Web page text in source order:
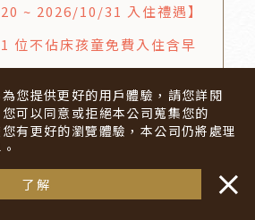
立即訂房
~ 2026/10/31 入住禮遇】
位不佔床孩童免費入住含早
~ 2027/06/30 入住禮遇】
位不佔床孩童免費入住含早
人限定禮遇】
您提供更好的用戶體驗，請您詳閱
可以同意或拒絕本公司蒐集您的
有更好的瀏覽體驗，本公司仍將處理
了解
・・